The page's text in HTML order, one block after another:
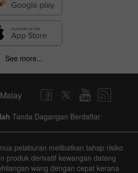
See more...
Tanda Dagangan Berdaftar
pelaburan melibatkan tahap risiko
produk derivatif kewangan datang
wang dengan cepat kerana